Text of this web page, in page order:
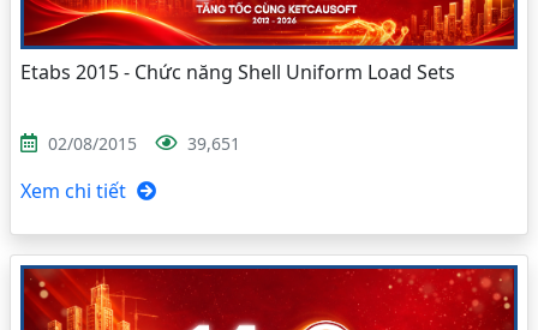
Etabs 2015 - Chức năng Shell Uniform Load Sets
02/08/2015 39,651
Xem chi tiết